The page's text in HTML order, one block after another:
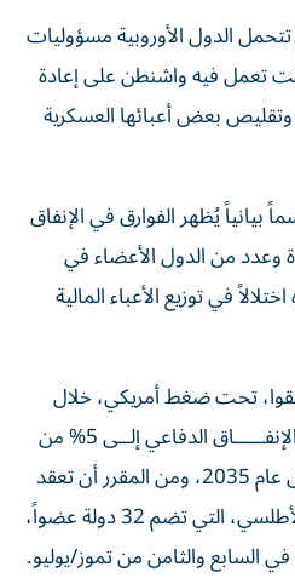
الدول الأوروبية مسؤوليات
تعمل فيه واشنطن على إعادة
وتقليص بعض أعبائها العسكرية
يُظهر الفوارق في الإنفاق
وعدد من الدول الأعضاء في
في توزيع الأعباء المالية
تحت ضغط أمريكي، خلال
قمة العام الماضي، على رفع الإنفـــــاق الدفاعي إلــى 5% من
الناتج المحلي الإجمالي بحلول عام 2035، ومن المقرر أن تعقد
القمة المقبلة لحلف شمال الأطلسي، التي تضم 32 دولة عضواً،
في السابع والثامن من تموز/يوليو.